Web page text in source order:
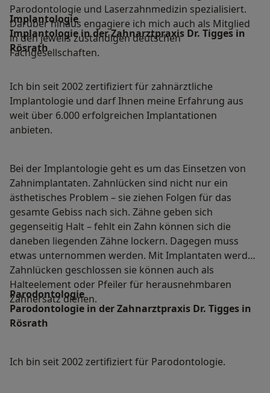
Parodontologie und Laserzahnmedizin spezialisiert.
Darüber hinaus engagiere ich mich auch als Mitglied
in den jeweils zuständigen deutschen
Fachgesellschaften.
Implantologie
Implantologie in der Zahnarztpraxis Dr. Tigges in
Rösrath
Ich bin seit 2002 zertifiziert für zahnärztliche
Implantologie und darf Ihnen meine Erfahrung aus
weit über 6.000 erfolgreichen Implantationen
anbieten.
Bei der Implantologie geht es um das Einsetzen von
Zahnimplantaten. Zahnlücken sind nicht nur ein
ästhetisches Problem – sie ziehen Folgen für das
gesamte Gebiss nach sich. Zähne geben sich
gegenseitig Halt – fehlt ein Zahn können sich die
daneben liegenden Zähne lockern. Dagegen muss
etwas unternommen werden. Mit Implantaten werden
Zahnlücken geschlossen sie können auch als
Halteelement oder Pfeiler für herausnehmbaren
Zahnersatz dienen.
Parodontologie
Parodontologie in der Zahnarztpraxis Dr. Tigges in
Rösrath
Ich bin seit 2002 zertifiziert für Parodontologie.